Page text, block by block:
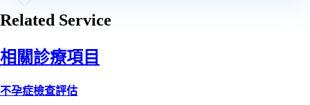
Related Service
相關診療項目
不孕症檢查評估